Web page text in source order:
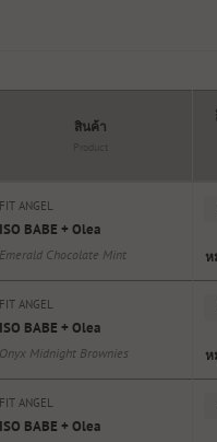
สินค้า
FIT ANGEL
ISO BABE + Olea
Emerald Chocolate Mint ห
FIT ANGEL
ISO BABE + Olea
Onyx Midnight Brownies ห
FIT ANGEL
ISO BABE + Olea